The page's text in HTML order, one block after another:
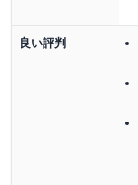
良い評判